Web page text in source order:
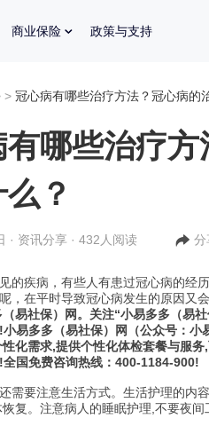
商业保险 政策与支持
> 冠心病有哪些治疗方法？冠心病的
有哪些治疗
？
· 资讯分享 · 432人阅读 分
的疾病，有些人有患过冠心病的经
，在平时导致冠心病发生的原因又
易社保）网。关注“小易多多（易
易多多（易社保）网（公众号：
化需求,提供个性化体检套餐与服
全国免费咨询热线：400-1184-900!
需要注意生活方式。生活护理的内
复。注意病人的睡眠护理,不要夜间